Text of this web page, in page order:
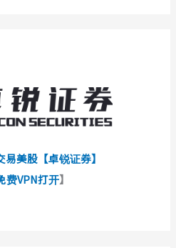
美股【卓锐证券】
费VPN打开】